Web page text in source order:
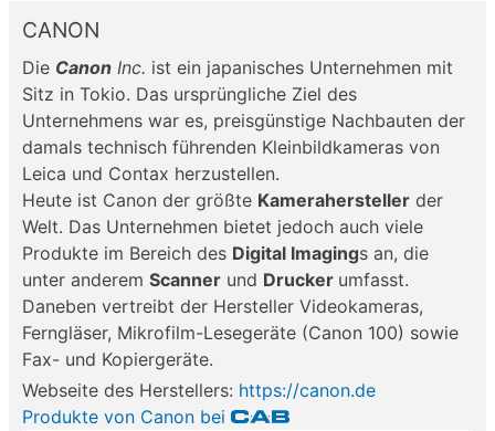
CANON
Die Canon Inc. ist ein japanisches Unternehmen mit
Sitz in Tokio. Das ursprüngliche Ziel des
Unternehmens war es, preisgünstige Nachbauten der
damals technisch führenden Kleinbildkameras von
Leica und Contax herzustellen.
Heute ist Canon der größte Kamerahersteller der
Welt. Das Unternehmen bietet jedoch auch viele
Produkte im Bereich des Digital Imagings an, die
unter anderem Scanner und Drucker umfasst.
Daneben vertreibt der Hersteller Videokameras,
Ferngläser, Mikrofilm-Lesegeräte (Canon 100) sowie
Fax- und Kopiergeräte.
Webseite des Herstellers: https://canon.de
Produkte von Canon bei